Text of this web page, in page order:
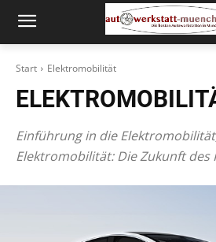
Start Elektromobilität
Einführung in die
Elektromobilität: Die Zukunft des